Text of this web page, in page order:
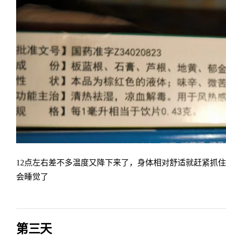
12点左右差不多温度又降下来了，身体相对舒适就赶紧抓
会睡觉了
第三天